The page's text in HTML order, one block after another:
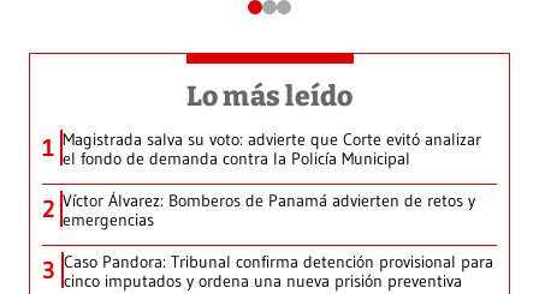
Lo más leído
1 Magistrada salva su voto: advierte que Corte evitó analizar
el fondo de demanda contra la Policía Municipal
2 Víctor Álvarez: Bomberos de Panamá advierten de retos y
emergencias
3 Caso Pandora: Tribunal confirma detención provisional para
cinco imputados y ordena una nueva prisión preventiva